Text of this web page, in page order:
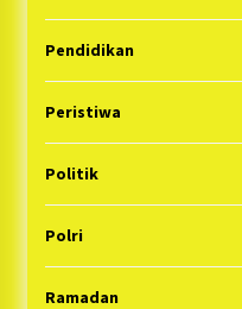
Pendidikan
Peristiwa
Politik
Polri
Ramadan